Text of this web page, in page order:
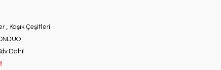
, Kaşık Çeşitleri
Dahil